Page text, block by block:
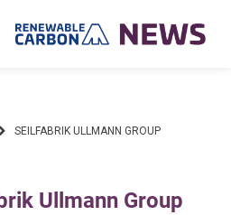
SEILFABRIK ULLMANN GROUP
Ullmann Group